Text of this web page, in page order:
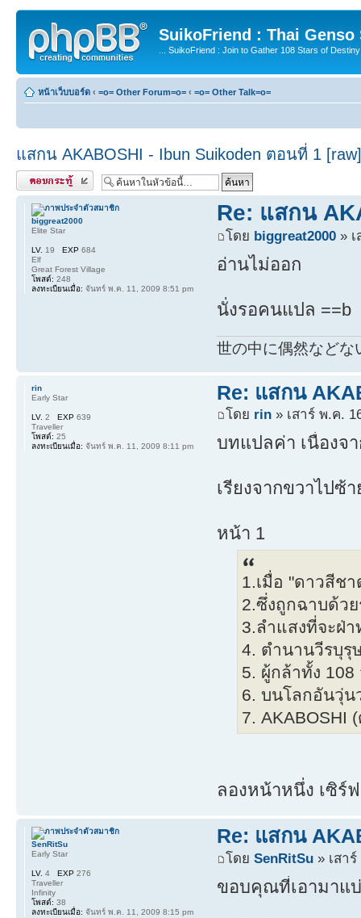
SuikoFriend : Thai Genso
... SuikoFriend : Join to Gather 108 Stars of
หน้าเว็บบอร์ด ‹ =o= Other Forum=o= ‹ =o= Other Talk=o=
แสกน AKABOSHI - Ibun Suikoden ตอนที่ 1 [raw]
ตอบกระทู้
Re: แสกน
โดย biggreat2000 »
อ่านไม่ออก
นั่งรอคนแปล ==b
世の中に偶然などな
biggreat2000
Elite Star
LV. 19 EXP 684
Elf
Great Forest Village
โพสต์: 248
ลงทะเบียนเมื่อ: จันทร์ พ.ค. 11, 2009 8:51 pm
Re: แสกน
โดย rin » เสาร์ พ.ค.
บทแปลค่า เนื่องจ
เรียงจากขวาไปซ้
หน้า 1
1.เมื่อ "ดาวสีช
2.ซึ่งถูกฉาบด้ว
3.ลำแสงที่จะฝ่
4. ตำนานวีรบุรุ
5. ผู้กล้าทั้ง
6. บนโลกอันวุ่
7. AKABOSHI
ลองหน้าหนึ่ง เซิร์
rin
Early Star
LV. 2 EXP 639
Traveller
โพสต์: 25
ลงทะเบียนเมื่อ: จันทร์ พ.ค. 11, 2009 8:11 pm
Re: แสกน
โดยSenRitSu » เสา
ขอบคุณที่เอามาแ
SenRitSu
Early Star
LV. 4 EXP 276
Traveller
Infinity
โพสต์: 38
ลงทะเบียนเมื่อ: จันทร์ พ.ค. 11, 2009 8:15 pm